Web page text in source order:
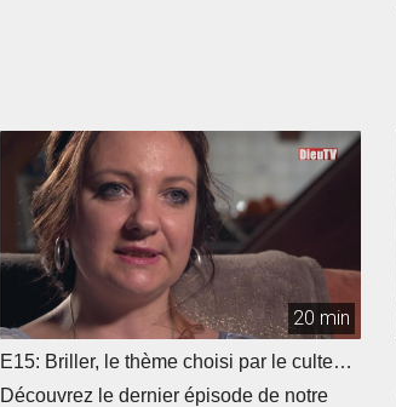
20 min
E15: Briller, le thème choisi par le culte
cantonal des églises évangéliques
Découvrez le dernier épisode de notre